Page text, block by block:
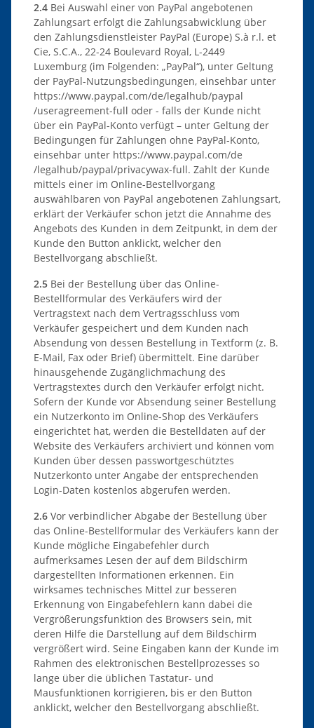
2.4 Bei Auswahl einer von PayPal angebotenen
Zahlungsart erfolgt die Zahlungsabwicklung über
den Zahlungsdienstleister PayPal (Europe) S.à r.l. et
Cie, S.C.A., 22-24 Boulevard Royal, L-2449
Luxemburg (im Folgenden: „PayPal“), unter Geltung
der PayPal-Nutzungsbedingungen, einsehbar unter
https://www.paypal.com/de/legalhub/paypal
/useragreement-full oder - falls der Kunde nicht
über ein PayPal-Konto verfügt – unter Geltung der
Bedingungen für Zahlungen ohne PayPal-Konto,
einsehbar unter https://www.paypal.com/de
/legalhub/paypal/privacywax-full. Zahlt der Kunde
mittels einer im Online-Bestellvorgang
auswählbaren von PayPal angebotenen Zahlungsart,
erklärt der Verkäufer schon jetzt die Annahme des
Angebots des Kunden in dem Zeitpunkt, in dem der
Kunde den Button anklickt, welcher den
Bestellvorgang abschließt.
2.5 Bei der Bestellung über das Online-
Bestellformular des Verkäufers wird der
Vertragstext nach dem Vertragsschluss vom
Verkäufer gespeichert und dem Kunden nach
Absendung von dessen Bestellung in Textform (z. B.
E-Mail, Fax oder Brief) übermittelt. Eine darüber
hinausgehende Zugänglichmachung des
Vertragstextes durch den Verkäufer erfolgt nicht.
Sofern der Kunde vor Absendung seiner Bestellung
ein Nutzerkonto im Online-Shop des Verkäufers
eingerichtet hat, werden die Bestelldaten auf der
Website des Verkäufers archiviert und können vom
Kunden über dessen passwortgeschütztes
Nutzerkonto unter Angabe der entsprechenden
Login-Daten kostenlos abgerufen werden.
2.6 Vor verbindlicher Abgabe der Bestellung über
das Online-Bestellformular des Verkäufers kann der
Kunde mögliche Eingabefehler durch
aufmerksames Lesen der auf dem Bildschirm
dargestellten Informationen erkennen. Ein
wirksames technisches Mittel zur besseren
Erkennung von Eingabefehlern kann dabei die
Vergrößerungsfunktion des Browsers sein, mit
deren Hilfe die Darstellung auf dem Bildschirm
vergrößert wird. Seine Eingaben kann der Kunde im
Rahmen des elektronischen Bestellprozesses so
lange über die üblichen Tastatur- und
Mausfunktionen korrigieren, bis er den Button
anklickt, welcher den Bestellvorgang abschließt.